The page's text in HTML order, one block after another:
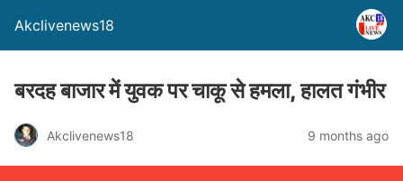
Akclivenews18
बरदह बाजार में युवक पर चाकू से हमला, हालत गंभीर
Akclivenews18 9 months ago